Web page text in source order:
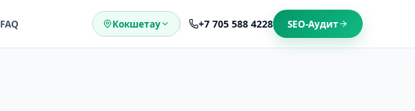
FAQ Кокшетау +7 705 588 4228 SEO-Аудит